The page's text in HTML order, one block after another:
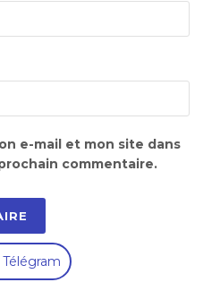
e-mail et mon site dans
commentaire.